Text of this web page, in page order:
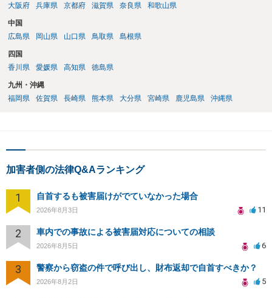
大阪府
兵庫県 京都府 滋賀県 奈良県 和歌山県
中国
広島県
岡山県 山口県 鳥取県 島根県
四国
香川県
愛媛県 高知県 徳島県
九州・沖縄
福岡県
佐賀県 長崎県 熊本県 大分県 宮崎県 鹿児島県 沖縄県
加害者側の法律Q&Aランキング
1 自首するも被害届けがでていなかった場合
2026年8月3日 11
2 車内での事故による被害届対応についての相談
2026年8月5日 6
3 警察から窃盗の件で呼び出し、財布返却で自首すべきか？
2026年8月2日 5